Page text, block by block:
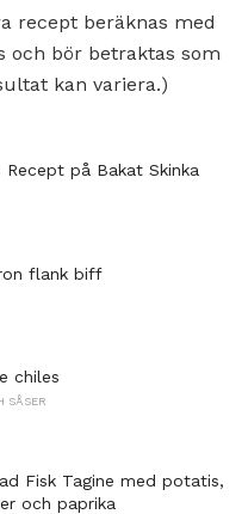
recept beräknas med
och bör betraktas som
kan variera.)
Recept på Bakat Skinka
flank biff
chiles
SÅSER
Fisk Tagine med potatis,
och paprika